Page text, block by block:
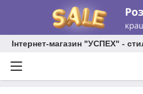
Інтернет-магазин "УСПЕХ" -